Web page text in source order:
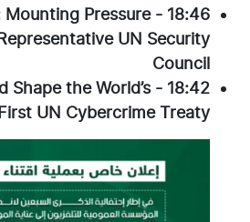
18:46
-
Pressure
UN Security
Council
18:42
-
Shape the World’s
UN Cybercrime Treaty